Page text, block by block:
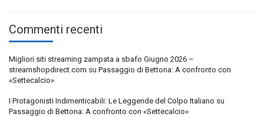
Commenti recenti
Migliori siti streaming zampata a sbafo Giugno 2026 –
streamshopdirect.com su Passaggio di Bettona: A confronto con
«Settecalcio»
I Protagonisti Indimenticabili: Le Leggende del Colpo Italiano su
Passaggio di Bettona: A confronto con «Settecalcio»